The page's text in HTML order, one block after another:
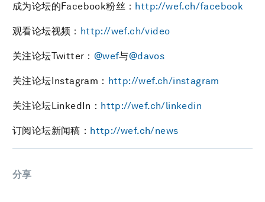
成为论坛的Facebook粉丝： http://wef.ch/facebook
观看论坛视频： http://wef.ch/video
关注论坛Twitter： @wef与@davos
关注论坛Instagram： http://wef.ch/instagram
关注论坛LinkedIn： http://wef.ch/linkedin
订阅论坛新闻稿： http://wef.ch/news
分享